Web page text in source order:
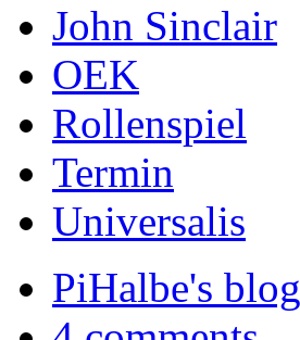
John Sinclair
OEK
Rollenspiel
Termin
Universalis
PiHalbe's blog